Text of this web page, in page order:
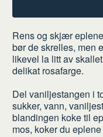
Slik
gjør
du
Rens og skjær
bør de skrelles, men
likevel la litt av
delikat rosafarge.
Del vaniljestangen i
sukker, vann,
blandingen koke til
mos, koker du